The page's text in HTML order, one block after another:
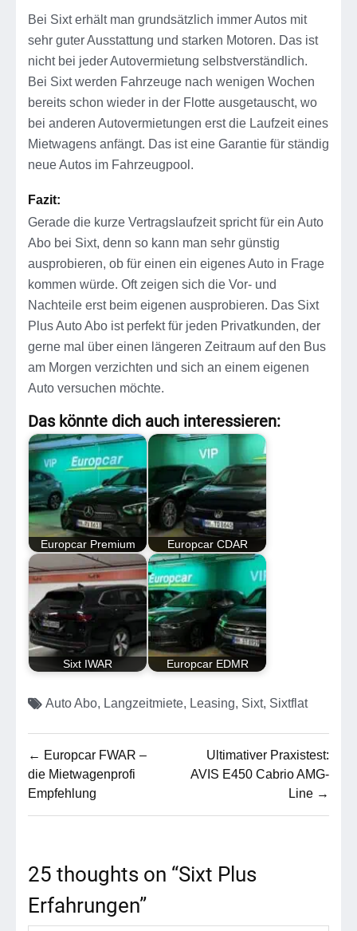
Bei Sixt erhält man grundsätzlich immer Autos mit
sehr guter Ausstattung und starken Motoren. Das ist
nicht bei jeder Autovermietung selbstverständlich.
Bei Sixt werden Fahrzeuge nach wenigen Wochen
bereits schon wieder in der Flotte ausgetauscht, wo
bei anderen Autovermietungen erst die Laufzeit eines
Mietwagens anfängt. Das ist eine Garantie für ständig
neue Autos im Fahrzeugpool.
Fazit:
Gerade die kurze Vertragslaufzeit spricht für ein Auto
Abo bei Sixt, denn so kann man sehr günstig
ausprobieren, ob für einen ein eigenes Auto in Frage
kommen würde. Oft zeigen sich die Vor- und
Nachteile erst beim eigenen ausprobieren. Das Sixt
Plus Auto Abo ist perfekt für jeden Privatkunden, der
gerne mal über einen längeren Zeitraum auf den Bus
am Morgen verzichten und sich an einem eigenen
Auto versuchen möchte.
Das könnte dich auch interessieren:
Europcar Premium Europcar CDAR
Sixt IWAR Europcar EDMR
Auto Abo, Langzeitmiete, Leasing, Sixt, Sixtflat
Beitragsnavigation
← Europcar FWAR –
die Mietwagenprofi
Empfehlung
Ultimativer Praxistest:
AVIS E450 Cabrio AMG-
Line →
25 thoughts on “Sixt Plus
Erfahrungen”